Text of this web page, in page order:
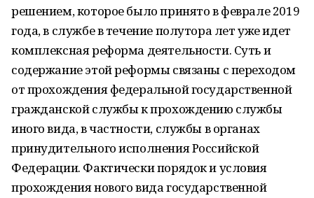
решением, которое было принято в феврале 2019
года, в службе в течение полутора лет уже идет
комплексная реформа деятельности. Суть и
содержание этой реформы связаны с переходом
от прохождения федеральной государственной
гражданской службы к прохождению службы
иного вида, в частности, службы в органах
принудительного исполнения Российской
Федерации. Фактически порядок и условия
прохождения нового вида государственной